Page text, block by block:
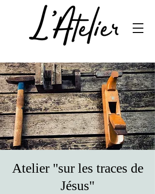
Atelier "sur les traces de
Jésus"